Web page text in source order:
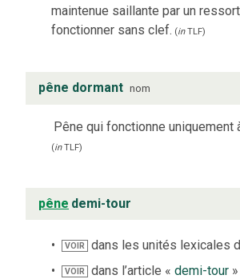
maintenue saillante par un
fonctionner sans clef. (inTLF)
pêne dormant nom
Pêne qui fonctionne uniquement
(inTLF)
pêne demi-tour
VOIR dans les unités lexicales
VOIR dans l’article «demi-tour »